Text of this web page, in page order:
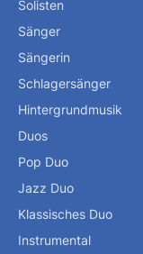
Solisten
Sänger
Sängerin
Schlagersänger
Hintergrundmusik
Duos
Pop Duo
Jazz Duo
Klassisches Duo
Instrumental